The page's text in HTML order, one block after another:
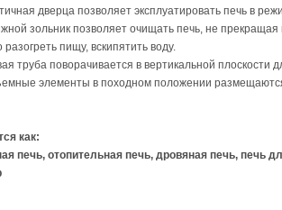
дверца позволяет эксплуатировать печь в
зольник позволяет очищать печь, не прекращая
пищу, вскипятить воду.
труба поворачивается в вертикальной плоскости
элементы в походном положении
как:
печь, отопительная печь, дровяная печь,